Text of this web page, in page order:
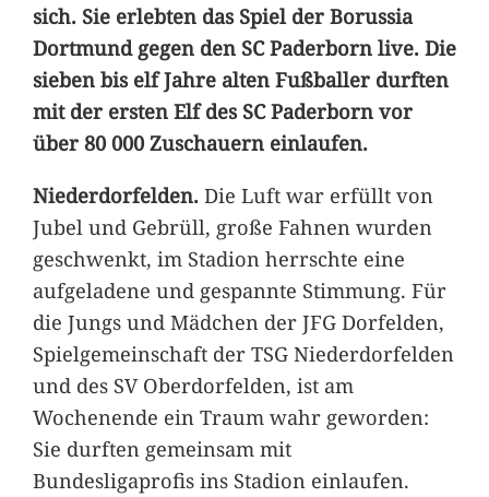
sich. Sie erlebten das Spiel der Borussia
Dortmund gegen den SC Paderborn live. Die
sieben bis elf Jahre alten Fußballer durften
mit der ersten Elf des SC Paderborn vor
über 80 000 Zuschauern einlaufen.
Niederdorfelden.Die Luft war erfüllt von
Jubel und Gebrüll, große Fahnen wurden
geschwenkt, im Stadion herrschte eine
aufgeladene und gespannte Stimmung. Für
die Jungs und Mädchen der JFG Dorfelden,
Spielgemeinschaft der TSG Niederdorfelden
und des SV Oberdorfelden, ist am
Wochenende ein Traum wahr geworden:
Sie durften gemeinsam mit
Bundesligaprofis ins Stadion einlaufen.